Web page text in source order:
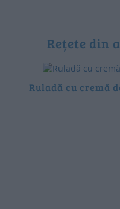
Rețete din
Ruladă cu cremă